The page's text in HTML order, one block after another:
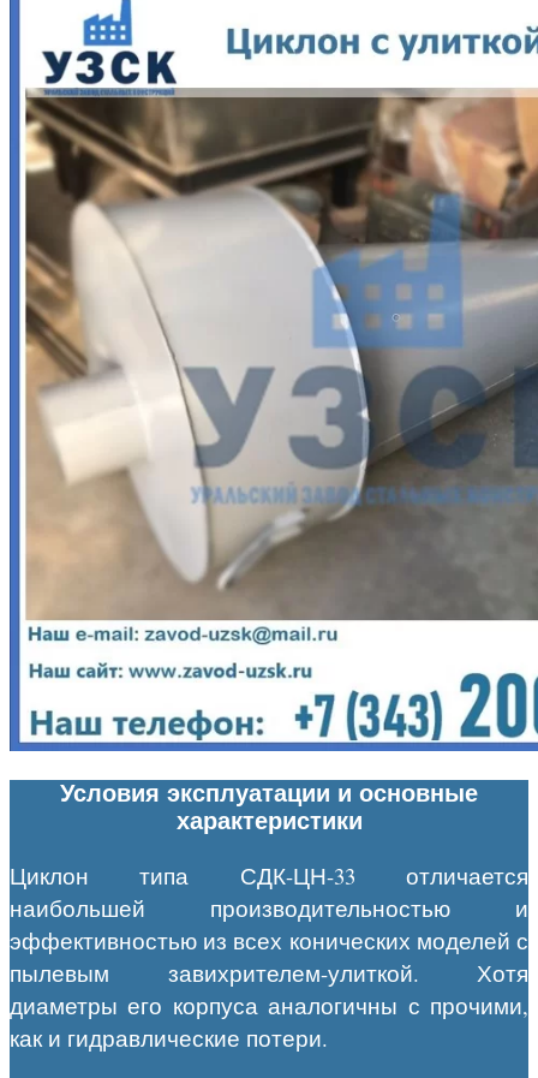
Условия эксплуатации и основные
характеристики
Циклон типа СДК-ЦН-33 отличается
наибольшей производительностью и
эффективностью из всех конических моделей с
пылевым завихрителем-улиткой. Хотя
диаметры его корпуса аналогичны с прочими,
как и гидравлические потери.